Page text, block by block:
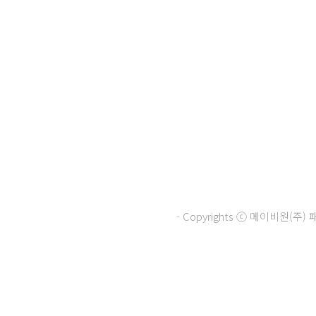
- Copyrights ⓒ 메이비원(주)
닫기